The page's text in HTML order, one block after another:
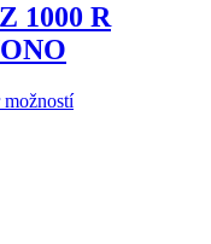
1000 R
Tento